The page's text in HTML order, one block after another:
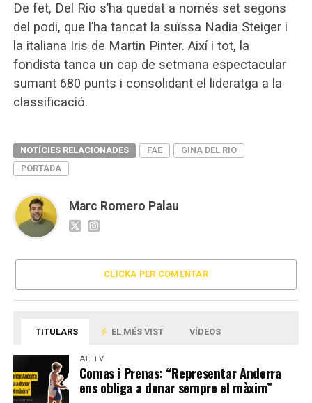
De fet, Del Rio s’ha quedat a només set segons
del podi, que l’ha tancat la suïssa Nadia Steiger i
la italiana Iris de Martin Pinter. Així i tot, la
fondista tanca un cap de setmana espectacular
sumant 680 punts i consolidant el lideratga a la
classificació.
NOTÍCIES RELACIONADES FAE
GINA DEL RIO
PORTADA
Marc Romero Palau
CLICKA PER COMENTAR
TITULARS EL MÉS VIST VÍDEOS
AE TV
Comas i Prenas: “Representar Andorra
ens obliga a donar sempre el màxim”